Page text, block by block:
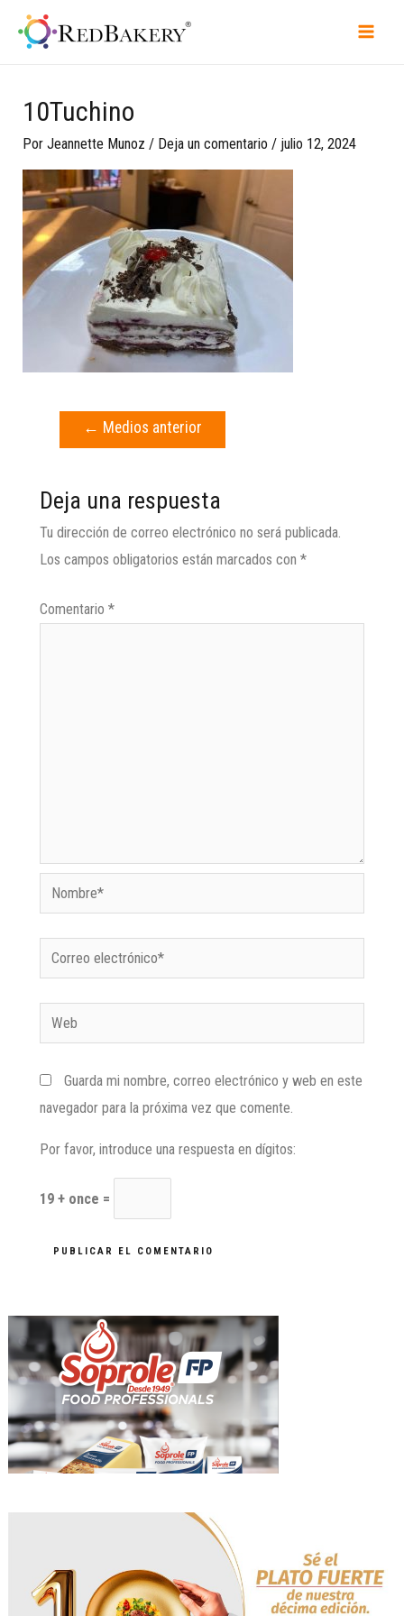
10Tuchino
PorJeannette Munoz / Deja un comentario / julio 12, 2024
← Medios anterior
Deja una respuesta
Tu dirección de correo electrónico no será publicada.
Los campos obligatorios están marcados con *
Comentario *
Guarda mi nombre, correo electrónico y web en este
navegador para la próxima vez que comente.
Por favor, introduce una respuesta en dígitos:
19 + once =